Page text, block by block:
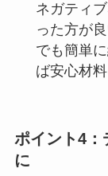
ネガティ
った方が
でも簡単
ば安心材
ポイント4：
に